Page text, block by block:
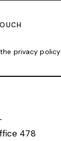
privacy policy
478